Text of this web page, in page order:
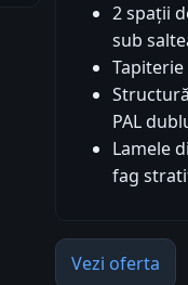
2 spații
sub
PAL
Lamele
fag
Vezi oferta